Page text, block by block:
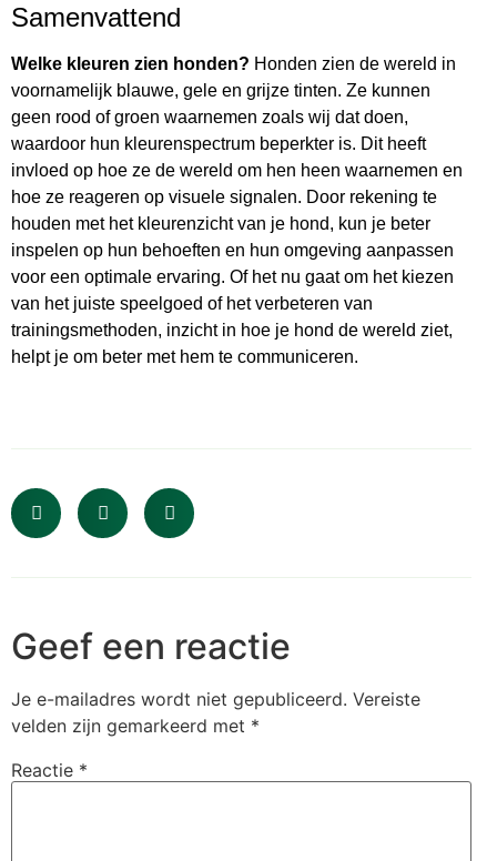
Samenvattend
Welke kleuren zien honden? Honden zien de wereld in
voornamelijk blauwe, gele en grijze tinten. Ze kunnen
geen rood of groen waarnemen zoals wij dat doen,
waardoor hun kleurenspectrum beperkter is. Dit heeft
invloed op hoe ze de wereld om hen heen waarnemen en
hoe ze reageren op visuele signalen. Door rekening te
houden met het kleurenzicht van je hond, kun je beter
inspelen op hun behoeften en hun omgeving aanpassen
voor een optimale ervaring. Of het nu gaat om het kiezen
van het juiste speelgoed of het verbeteren van
trainingsmethoden, inzicht in hoe je hond de wereld ziet,
helpt je om beter met hem te communiceren.
Geef een reactie
Je e-mailadres wordt niet gepubliceerd. Vereiste
velden zijn gemarkeerd met *
Reactie *